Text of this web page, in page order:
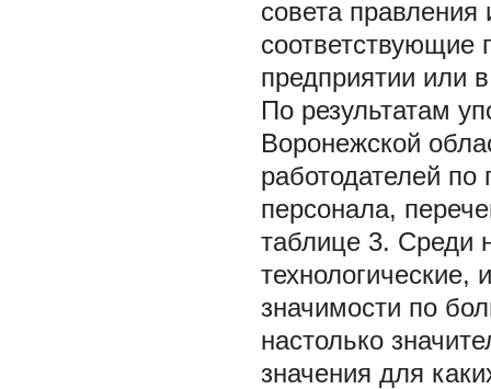
совета
соответствующие
предприятии или
По результатам
Воронежской
работодателей
персонала,
таблице 3. Среди
значимости по
настолько
значения для